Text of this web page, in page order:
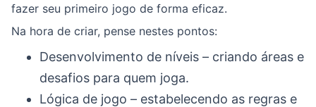
fazer seu primeiro jogo de forma eficaz.
Na hora de criar, pense nestes pontos:
Desenvolvimento de níveis – criando áreas e
desafios para quem joga.
Lógica de jogo – estabelecendo as regras e